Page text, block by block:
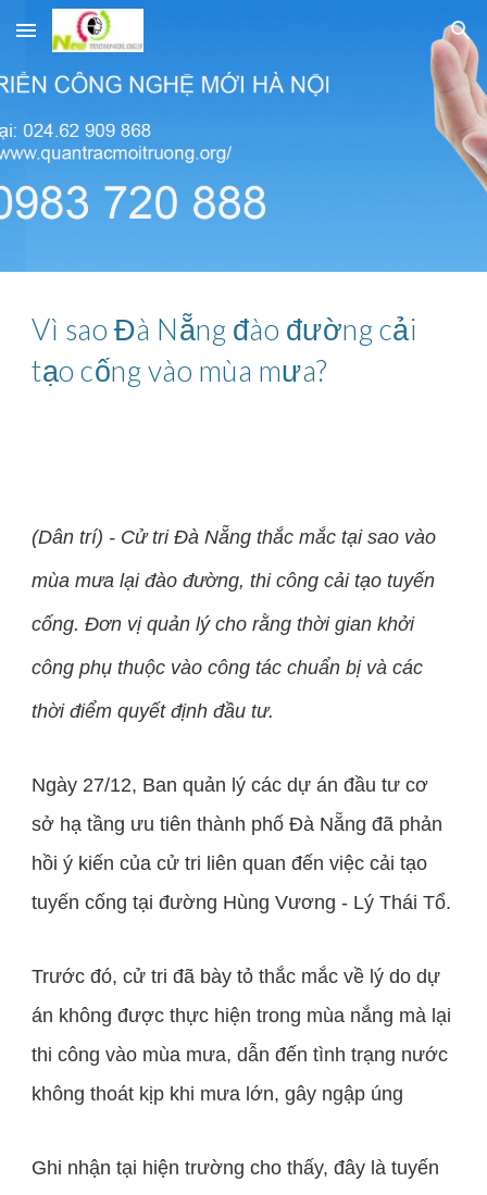
Skip to main content Skip to navigation
Vì sao Đà Nẵng đào đường cải
tạo cống vào mùa mưa?
(Dân trí) - Cử tri Đà Nẵng thắc mắc tại sao vào
mùa mưa lại đào đường, thi công cải tạo tuyến
cống. Đơn vị quản lý cho rằng thời gian khởi
công phụ thuộc vào công tác chuẩn bị và các
thời điểm quyết định đầu tư.
Ngày 27/12, Ban quản lý các dự án đầu tư cơ
sở hạ tầng ưu tiên thành phố Đà Nẵng đã phản
hồi ý kiến của cử tri liên quan đến việc cải tạo
tuyến cống tại đường Hùng Vương - Lý Thái Tổ.
Trước đó, cử tri đã bày tỏ thắc mắc về lý do dự
án không được thực hiện trong mùa nắng mà lại
thi công vào mùa mưa, dẫn đến tình trạng nước
không thoát kịp khi mưa lớn, gây ngập úng
Ghi nhận tại hiện trường cho thấy, đây là tuyến